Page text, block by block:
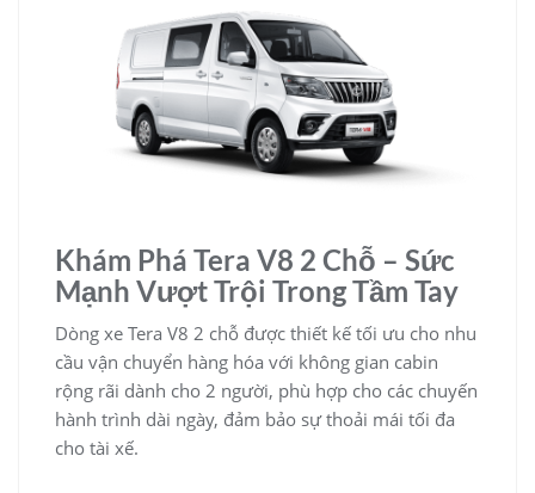
Khám Phá Tera V8 2 Chỗ – Sức
Mạnh Vượt Trội Trong Tầm Tay
Dòng xe Tera V8 2 chỗ được thiết kế tối ưu cho nhu
cầu vận chuyển hàng hóa với không gian cabin
rộng rãi dành cho 2 người, phù hợp cho các chuyến
hành trình dài ngày, đảm bảo sự thoải mái tối đa
cho tài xế.